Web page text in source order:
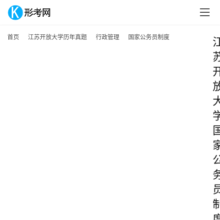
首页 江苏开放大学历年真题 行政管理 国家公务员制度